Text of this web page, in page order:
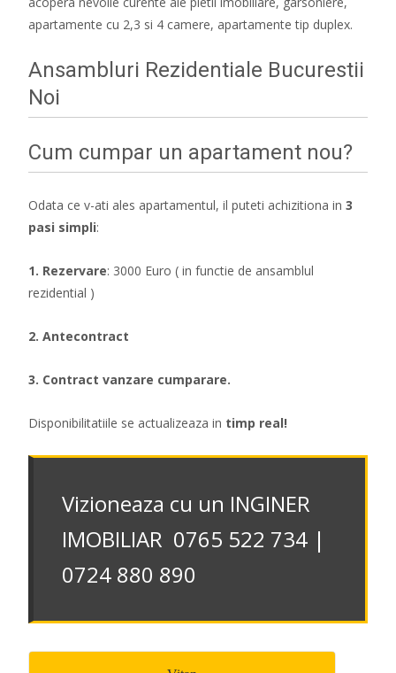
apartamente cu 2,3 si 4 camere, apartamente tip duplex.
Ansambluri Rezidentiale Bucurestii
Noi
Cum cumpar un apartament nou?
Odata ce v-ati ales apartamentul, il puteti achizitiona in 3
pasi simpli:
1. Rezervare: 3000 Euro ( in functie de ansamblul
rezidential )
2. Antecontract
3. Contract vanzare cumparare.
Disponibilitatiile se actualizeaza in timp real!
Vizioneaza cu un INGINER
IMOBILIAR 0765 522 734 |
0724 880 890